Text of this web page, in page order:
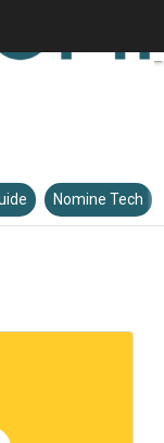
Nomine Tech